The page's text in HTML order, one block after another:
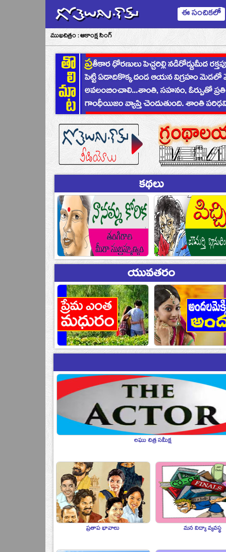
ఈ సంచికలో
ముఖచిత్రం : ఆకాంక్ష సింగ్
లఘు చిత్ర సమీక్ష
ప్రతాప భావాలు మన విద్యా వ్యవస్థ